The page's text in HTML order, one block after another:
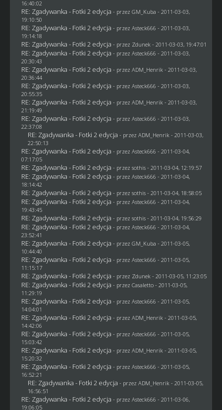
16:40:02
RE: Zgadywanka - Fotki 2 edycja - przez GM_Kuba - 2011-03-03,
19:10:50
RE: Zgadywanka - Fotki 2 edycja - przez Asteck666 - 2011-03-03,
19:14:18
RE: Zgadywanka - Fotki 2 edycja - przez Zdunek - 2011-03-03, 19:47:01
RE: Zgadywanka - Fotki 2 edycja - przez Asteck666 - 2011-03-03,
20:30:43
RE: Zgadywanka - Fotki 2 edycja - przez ADM_Henrik - 2011-03-03,
20:36:44
RE: Zgadywanka - Fotki 2 edycja - przez Asteck666 - 2011-03-03,
20:55:35
RE: Zgadywanka - Fotki 2 edycja - przez ADM_Henrik - 2011-03-03,
21:19:49
RE: Zgadywanka - Fotki 2 edycja - przez Asteck666 - 2011-03-03,
22:37:08
RE: Zgadywanka - Fotki 2 edycja - przez ADM_Henrik - 2011-03-03,
22:50:13
RE: Zgadywanka - Fotki 2 edycja - przez Asteck666 - 2011-03-04,
07:17:05
RE: Zgadywanka - Fotki 2 edycja - przez sothis- 2011-03-04, 12:19:57
RE: Zgadywanka - Fotki 2 edycja - przez Asteck666 - 2011-03-04,
18:14:42
RE: Zgadywanka - Fotki 2 edycja - przez sothis- 2011-03-04, 18:58:05
RE: Zgadywanka - Fotki 2 edycja - przez Asteck666 - 2011-03-04,
19:43:45
RE: Zgadywanka - Fotki 2 edycja - przez sothis- 2011-03-04, 19:56:29
RE: Zgadywanka - Fotki 2 edycja - przez Asteck666 - 2011-03-04,
23:52:41
RE: Zgadywanka - Fotki 2 edycja - przez GM_Kuba - 2011-03-05,
10:44:40
RE: Zgadywanka - Fotki 2 edycja - przez Asteck666 - 2011-03-05,
11:15:17
RE: Zgadywanka - Fotki 2 edycja - przez Zdunek - 2011-03-05, 11:23:05
RE: Zgadywanka - Fotki 2 edycja - przez Casaletto- 2011-03-05,
11:29:19
RE: Zgadywanka - Fotki 2 edycja - przez Asteck666 - 2011-03-05,
14:04:01
RE: Zgadywanka - Fotki 2 edycja - przez ADM_Henrik - 2011-03-05,
14:42:06
RE: Zgadywanka - Fotki 2 edycja - przez Asteck666 - 2011-03-05,
15:03:42
RE: Zgadywanka - Fotki 2 edycja - przez ADM_Henrik - 2011-03-05,
15:20:32
RE: Zgadywanka - Fotki 2 edycja - przez Asteck666 - 2011-03-05,
16:52:21
RE: Zgadywanka - Fotki 2 edycja - przez ADM_Henrik - 2011-03-05,
16:56:51
RE: Zgadywanka - Fotki 2 edycja - przez Asteck666 - 2011-03-06,
19:06:05